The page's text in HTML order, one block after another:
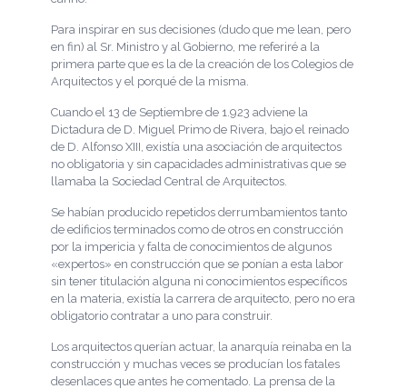
Para inspirar en sus decisiones (dudo que me lean, pero
en fin) al Sr. Ministro y al Gobierno, me referiré a la
primera parte que es la de la creación de los Colegios de
Arquitectos y el porqué de la misma.
Cuando el 13 de Septiembre de 1.923 adviene la
Dictadura de D. Miguel Primo de Rivera, bajo el reinado
de D. Alfonso XIII, existía una asociación de arquitectos
no obligatoria y sin capacidades administrativas que se
llamaba la Sociedad Central de Arquitectos.
Se habían producido repetidos derrumbamientos tanto
de edificios terminados como de otros en construcción
por la impericia y falta de conocimientos de algunos
«expertos» en construcción que se ponían a esta labor
sin tener titulación alguna ni conocimientos específicos
en la materia, existía la carrera de arquitecto, pero no era
obligatorio contratar a uno para construir.
Los arquitectos querían actuar, la anarquía reinaba en la
construcción y muchas veces se producían los fatales
desenlaces que antes he comentado. La prensa de la